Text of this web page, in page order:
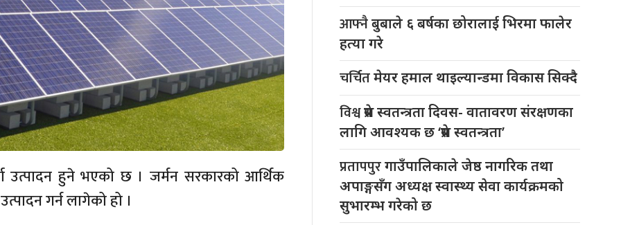
हुने भएको छ । जर्मन सरकारको आर्थिक
गर्न लागेको हो ।
आफ्नैबुबाले ६ बर्षका छोरालाई भिरमा फालेर
हत्या गरे
चर्चितमेयर हमाल थाइल्यान्डमा विकास सिक्दै
विश्वप्रेस स्वतन्त्रता दिवस- वातावरण संरक्षणका
लागि आवश्यक छ ‘प्रेस स्वतन्त्रता’
प्रतापपुरगाउँपालिकाले जेष्ठ नागरिक तथा
अपाङ्गसँग अध्यक्ष स्वास्थ्य सेवा कार्यक्रमको
सुभारम्भ गरेको छ